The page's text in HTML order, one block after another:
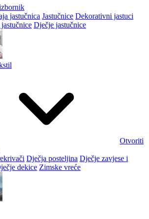
jastučnica Jastučnice Dekorativni jastuci
Dječje jastučnice
Otvoriti
Dječja posteljina Dječje zavjese i
dekice Zimske vreće